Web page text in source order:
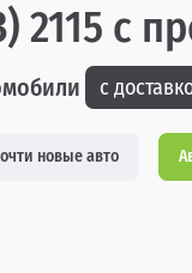
2115 с
с
новые авто